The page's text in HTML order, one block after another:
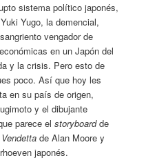
sistema político japonés,
Yugo, la demencial,
vengador de
en un Japón del
y la crisis. Pero esto de
poco. Así que hoy les
en su país de origen,
y el dibujante
parece elstoryboardde
de Alan Moore y
japonés.